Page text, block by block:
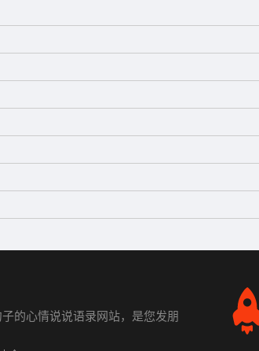
的心情说说语录网站，是您发朋